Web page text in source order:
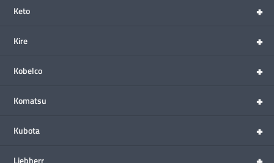
+
Keto
+
Kire
+
Kobelco
+
Komatsu
+
Kubota
Liebherr